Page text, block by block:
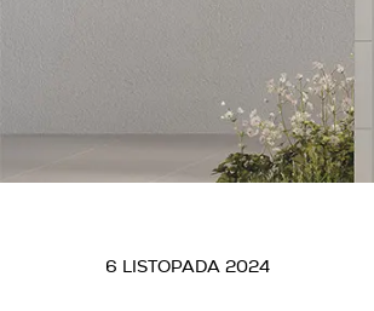
6 LISTOPADA 2024